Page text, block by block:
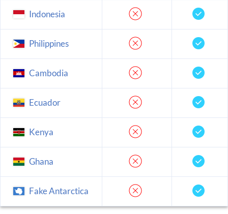
Indonesia
Philippines
Cambodia
Ecuador
Kenya
Ghana
Fake Antarctica